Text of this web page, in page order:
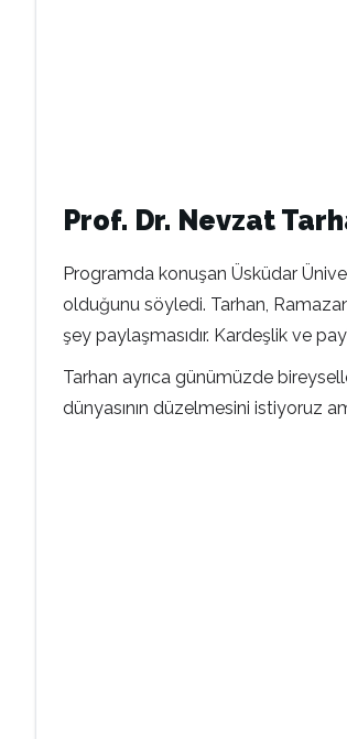
Prof. Dr. Nevzat
Programda konuşan Üsküdar
olduğunu söyledi. Tarhan,
şey paylaşmasıdır. Kardeşlik ve
Tarhan ayrıca günümüzde
dünyasının düzelmesini istiyoruz